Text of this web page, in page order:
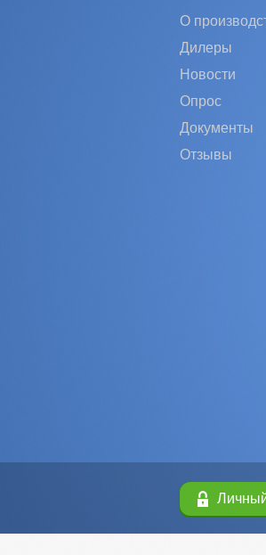
О
Дилеры
Новости
Опрос
Документы
Отзывы